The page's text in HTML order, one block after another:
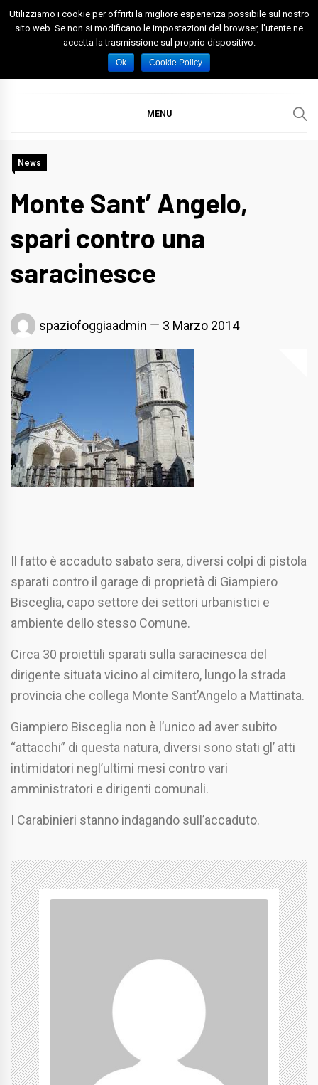
Skip
Spazio Foggia
Foggia News Calcio Eventi e Attività nella Capitanata
MENU
News
Monte Sant’ Angelo,
spari contro una
saracinesce
spaziofoggiaadmin 3 Marzo 2014
Il fatto è accaduto sabato sera, diversi colpi di pistola
sparati contro il garage di proprietà di Giampiero
Bisceglia, capo settore dei settori urbanistici e
ambiente dello stesso Comune.
Circa 30 proiettili sparati sulla saracinesca del
dirigente situata vicino al cimitero, lungo la strada
provincia che collega Monte Sant’Angelo a Mattinata.
Giampiero Bisceglia non è l’unico ad aver subito
“attacchi” di questa natura, diversi sono stati gl’ atti
intimidatori negl’ultimi mesi contro vari
amministratori e dirigenti comunali.
I Carabinieri stanno indagando sull’accaduto.
Utilizziamo i cookie per offrirti la migliore esperienza possibile sul nostro
sito web. Se non si modificano le impostazioni del browser, l'utente ne
accetta la trasmissione sul proprio dispositivo.
Ok Cookie Policy